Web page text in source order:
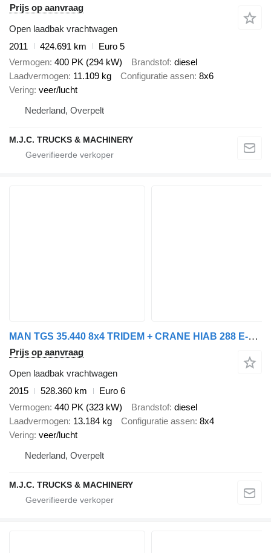
Prijs op aanvraag
Open laadbak vrachtwagen
2011
424.691 km
Euro 5
Vermogen 400 PK (294 kW) Brandstof diesel
Laadvermogen 11.109 kg Configuratie assen 8x6
Vering veer/lucht
Nederland, Overpelt
M.J.C. TRUCKS & MACHINERY
MAN TGS 35.440 8x4 TRIDEM + CRANE HIAB 288 E-6 HIPRO + RADIO + ROTAT
Prijs op aanvraag
Open laadbak vrachtwagen
2015
528.360 km
Euro 6
Vermogen 440 PK (323 kW) Brandstof diesel
Laadvermogen 13.184 kg Configuratie assen 8x4
Vering veer/lucht
Nederland, Overpelt
M.J.C. TRUCKS & MACHINERY